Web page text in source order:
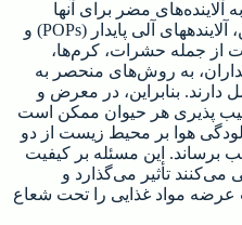
و
حیات
وحش
مضر برای آنها
شامل باران اسیدی، فلزات سنگین، آلاینده‎های آلی پایدار (POPs) و
از جمله حشرات، کرم‌ها،
به روش‌های منحصر به
بنابراین، در معرض و
پذیری هر حیوان ممکن است
هوا بر محیط زیست از دو
این مسئله بر کیفیت
تأثیر می‌گذارد و
مواد غذایی را تحت شعاع